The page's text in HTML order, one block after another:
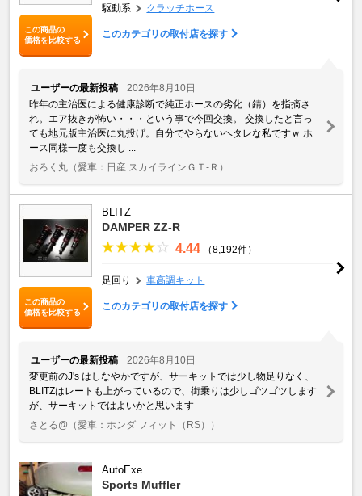
この商品の
価格を比較する
駆動系 クラッチホース
このカテゴリの取付店を探す
ユーザーの最新投稿
2026年8月10日
昨年の主治医による健康診断で純正ホースの劣化（錆）を指摘さ
れ。エア抜きが怖い・・・という事で今回交換。 交換したと言っ
ても地元版主治医に丸投げ。自分でやらないヘタレな私ですｗ ホ
ース同様一度も交換し ...
おろく丸 （愛車：日産 スカイラインＧＴ‐Ｒ）
この商品の
価格を比較する
BLITZ
DAMPER ZZ-R
4.44 （8,192件）
足回り 車高調キット
このカテゴリの取付店を探す
ユーザーの最新投稿
2026年8月10日
変更前のJ's はしなやかですが、サーキットでは少し物足りなく、
BLITZはレートも上がっているので、街乗りは少しゴツゴツします
が、サーキットではよいかと思います
さとる@ （愛車：ホンダ フィット（RS））
AutoExe
Sports Muffler